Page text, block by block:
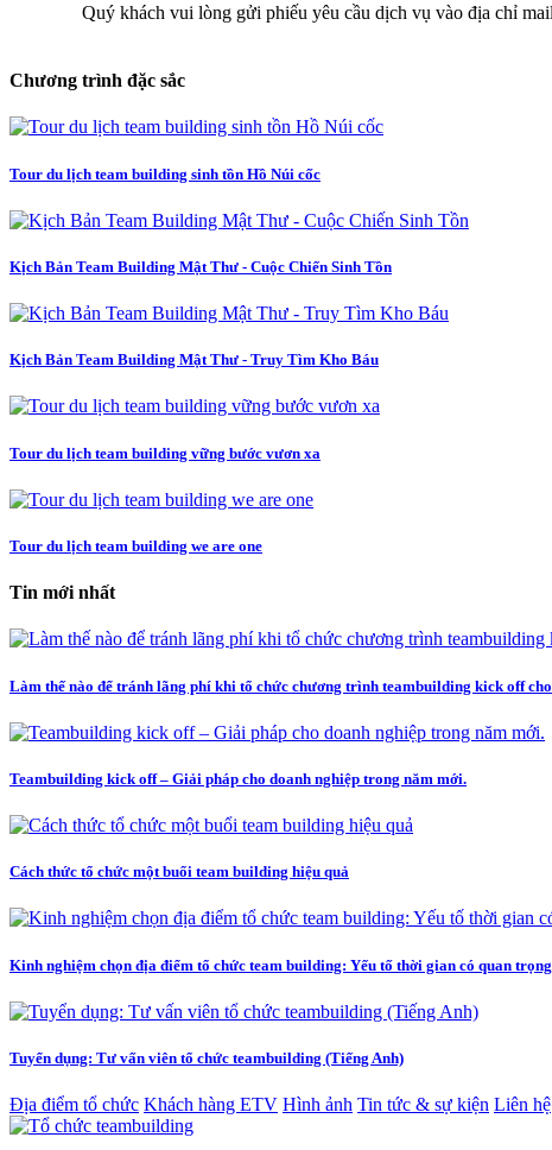
Quý khách vui lòng gửi phiếu yêu cầu dịch vụ vào địa chỉ mail
Chương trình đặc sắc
Tour du lịch team building sinh tồn Hồ Núi cốc
Kịch Bản Team Building Mật Thư - Cuộc Chiến Sinh Tồn
Kịch Bản Team Building Mật Thư - Truy Tìm Kho Báu
Tour du lịch team building vững bước vươn xa
Tour du lịch team building we are one
Tin mới nhất
Làm thế nào để tránh lãng phí khi tổ chức chương trình teambuilding kick off
Teambuilding kick off – Giải pháp cho doanh nghiệp trong năm mới.
Cách thức tổ chức một buổi team building hiệu quả
Kinh nghiệm chọn địa điểm tổ chức team building: Yếu tố thời gian có quan
Tuyển dụng: Tư vấn viên tổ chức teambuilding (Tiếng Anh)
Địa điểm tổ chức Khách hàng ETV Hình ảnh Tin tức & sự kiện Liên hệ